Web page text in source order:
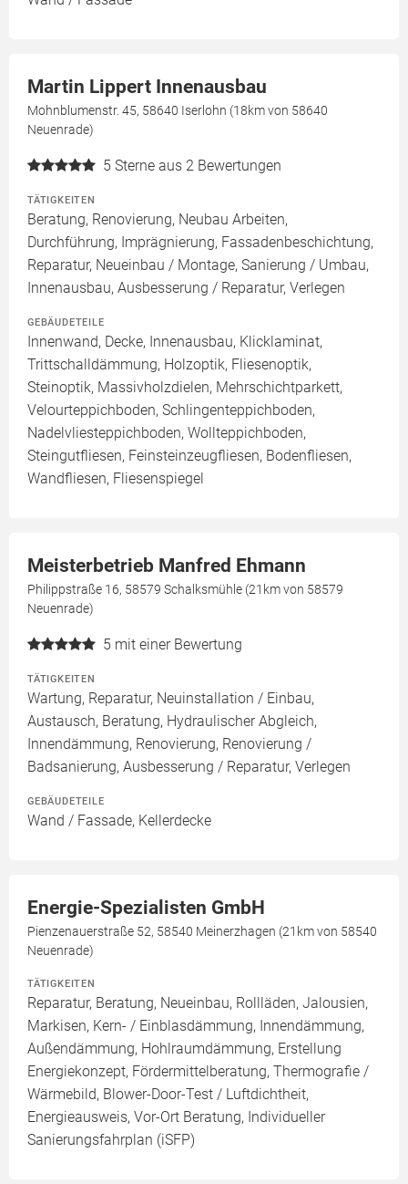
Martin Lippert Innenausbau
Mohnblumenstr. 45, 58640 Iserlohn (18km von 58640
Neuenrade)
5 Sterne aus 2 Bewertungen
TÄTIGKEITEN
Beratung, Renovierung, Neubau Arbeiten,
Durchführung, Imprägnierung, Fassadenbeschichtung,
Reparatur, Neueinbau / Montage, Sanierung / Umbau,
Innenausbau, Ausbesserung / Reparatur, Verlegen
GEBÄUDETEILE
Innenwand, Decke, Innenausbau, Klicklaminat,
Trittschalldämmung, Holzoptik, Fliesenoptik,
Steinoptik, Massivholzdielen, Mehrschichtparkett,
Velourteppichboden, Schlingenteppichboden,
Nadelvliesteppichboden, Wollteppichboden,
Steingutfliesen, Feinsteinzeugfliesen, Bodenfliesen,
Wandfliesen, Fliesenspiegel
Meisterbetrieb Manfred Ehmann
Philippstraße 16, 58579 Schalksmühle (21km von 58579
Neuenrade)
5 mit einer Bewertung
TÄTIGKEITEN
Wartung, Reparatur, Neuinstallation / Einbau,
Austausch, Beratung, Hydraulischer Abgleich,
Innendämmung, Renovierung, Renovierung /
Badsanierung, Ausbesserung / Reparatur, Verlegen
GEBÄUDETEILE
Wand / Fassade, Kellerdecke
Energie-Spezialisten GmbH
Pienzenauerstraße 52, 58540 Meinerzhagen (21km von 58540
Neuenrade)
TÄTIGKEITEN
Reparatur, Beratung, Neueinbau, Rollläden, Jalousien,
Markisen, Kern- / Einblasdämmung, Innendämmung,
Außendämmung, Hohlraumdämmung, Erstellung
Energiekonzept, Fördermittelberatung, Thermografie /
Wärmebild, Blower-Door-Test / Luftdichtheit,
Energieausweis, Vor-Ort Beratung, Individueller
Sanierungsfahrplan (iSFP)